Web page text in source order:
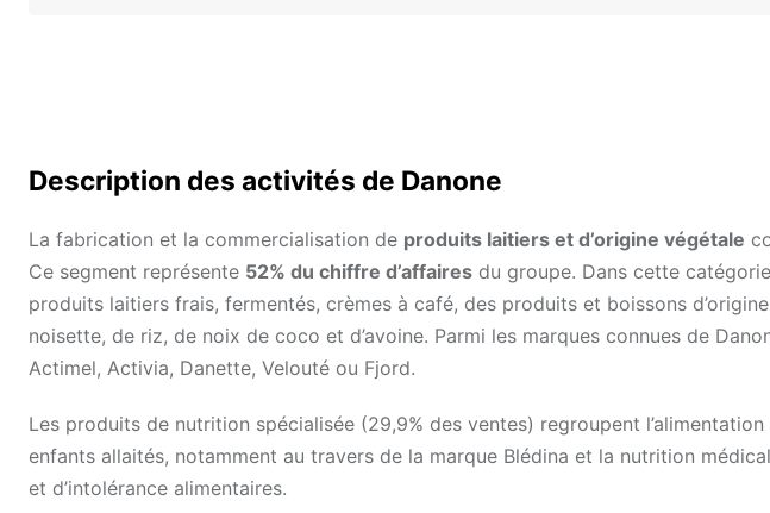
Description des activités de Danone
La fabrication et la commercialisation de produits laitiers et d’origine végétale
Ce segment représente 52% du chiffre d’affaires du groupe. Dans cette
produits laitiers frais, fermentés, crèmes à café, des produits et boissons
noisette, de riz, de noix de coco et d’avoine. Parmi les marques connues de
Actimel, Activia, Danette, Velouté ou Fjord.
Les produits de nutrition spécialisée (29,9% des ventes) regroupent
enfants allaités, notamment au travers de la marque Blédina et la nutrition
et d’intolérance alimentaires.